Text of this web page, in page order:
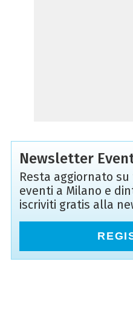
Newsletter
Resta aggiornato
eventi a Milano e
iscriviti gratis alla